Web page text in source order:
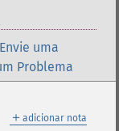
Envie uma
Problema
＋ adicionar nota